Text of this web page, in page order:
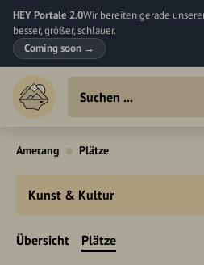
HEY Portale 2.0Wir bereiten gerade
besser, größer, schlauer.
Coming soon →
Amerang Plätze
Kunst & Kultur
Übersicht Plätze